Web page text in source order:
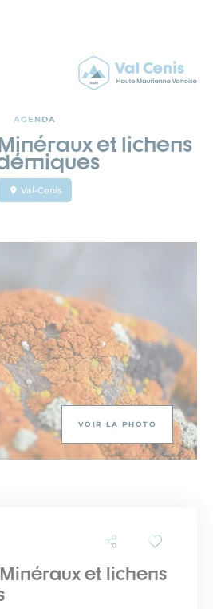
AGENDA
et lichens
Val-Cenis
VOIR LA PHOTO
et lichens